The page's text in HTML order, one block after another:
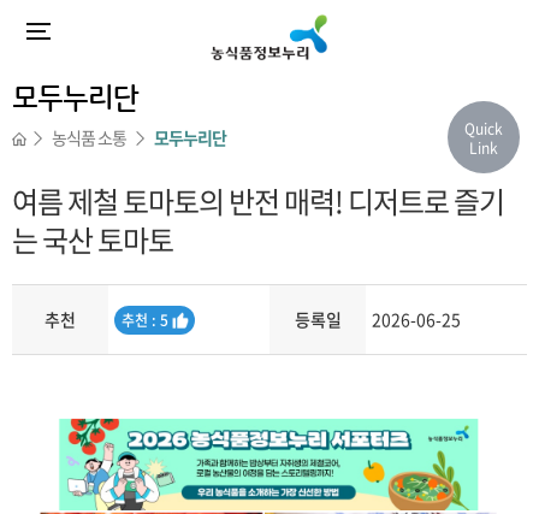
모두누리단
농식품 소통 모두누리단
여름 제철 토마토의 반전 매력! 디저트로 즐기
는 국산 토마토
추천
추
추천 : 5 등록일 2026-06-25
Quick
Link